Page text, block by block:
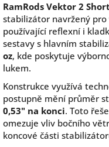
RamRods Vektor 2
stabilizátor navržený
používající reflexní i
sestavy s hlavním
oz, kde poskytuje
lukem.
Konstrukce využívá
postupně mění průměr
0,53" na konci. Toto
omezuje vliv bočního
koncové části